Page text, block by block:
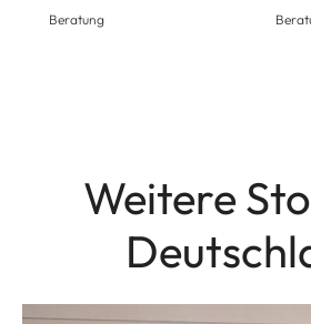
Beratung
Weitere